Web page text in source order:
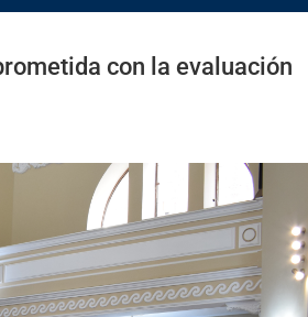
con la evaluación